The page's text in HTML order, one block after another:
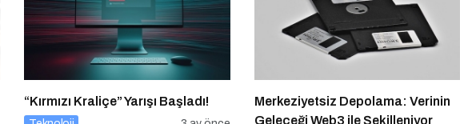
“Kırmızı Kraliçe” Yarışı Başladı!
Merkeziyetsiz Depolama: Verinin
Geleceği Web3 ile Şekilleniyor